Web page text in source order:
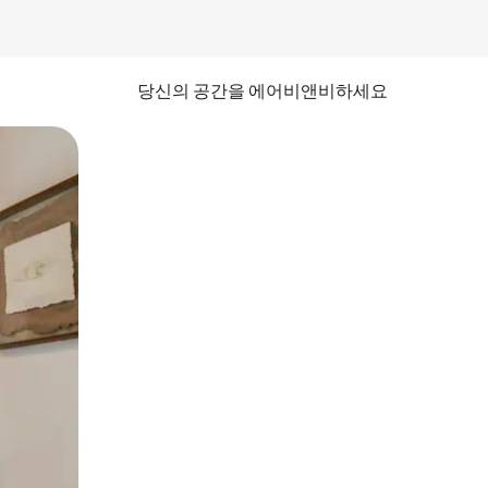
당신의 공간을 에어비앤비하세요